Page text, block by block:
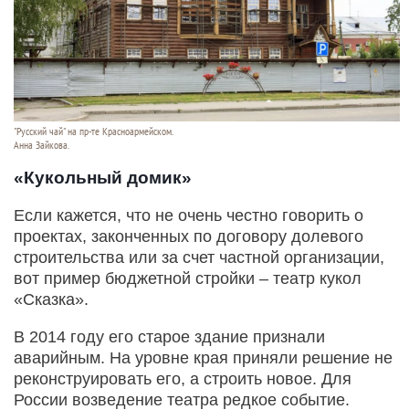
"Русский чай" на пр-те Красноармейском.
Анна Зайкова.
«Кукольный домик»
Если кажется, что не очень честно говорить о
проектах, законченных по договору долевого
строительства или за счет частной организации,
вот пример бюджетной стройки – театр кукол
«Сказка».
В 2014 году его старое здание признали
аварийным. На уровне края приняли решение не
реконструировать его, а строить новое. Для
России возведение театра редкое событие.